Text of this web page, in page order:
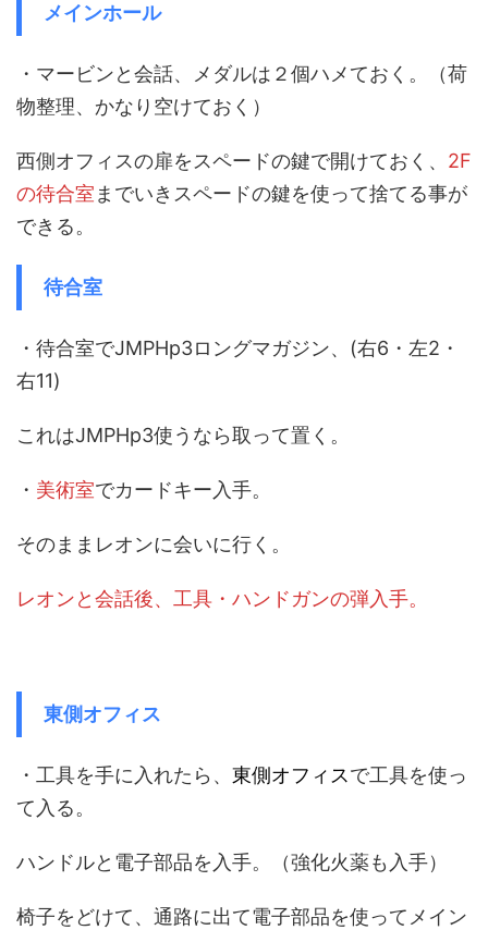
メインホール
・マービンと会話、メダルは２個ハメておく。（荷
物整理、かなり空けておく）
西側オフィスの扉をスペードの鍵で開けておく、 2F
の待合室までいきスペードの鍵を使って捨てる事が
できる。
待合室
・待合室でJMPHp3ロングマガジン、(右6・左2・
右11)
これはJMPHp3使うなら取って置く。
・ 美術室でカードキー入手。
そのままレオンに会いに行く。
レオンと会話後、工具・ハンドガンの弾入手。
東側オフィス
・工具を手に入れたら、 東側オフィスで工具を使っ
て入る。
ハンドルと電子部品を入手。（強化火薬も入手）
椅子をどけて、通路に出て電子部品を使ってメイン